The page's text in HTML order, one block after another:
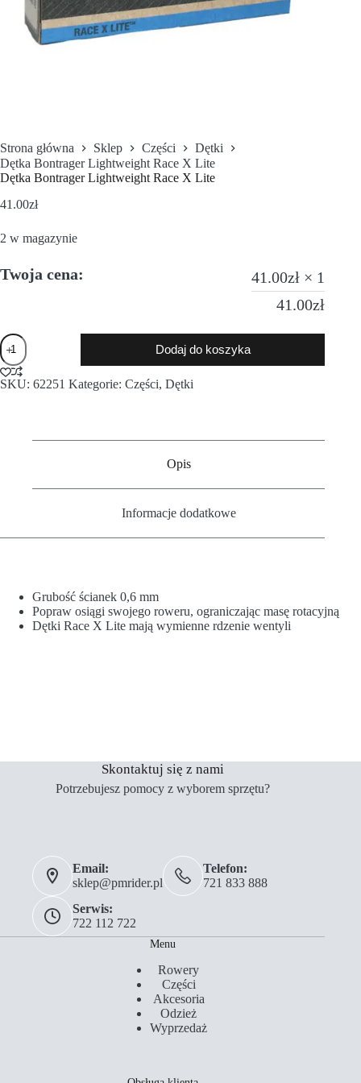
Strona główna Sklep Części
Dętki
Dętka Bontrager Lightweight Race X Lite
Dętka Bontrager Lightweight Race X Lite
41.00zł
2 w magazynie
Twoja cena: 41.00zł × 1
41.00zł
Dodaj do koszyka
SKU: 62251 Kategorie: Części, Dętki
Opis
Informacje dodatkowe
Grubość ścianek 0,6 mm
Popraw osiągi swojego roweru, ograniczając masę rotacyjną
Dętki Race X Lite mają wymienne rdzenie wentyli
Skontaktuj się z nami
Potrzebujesz pomocy z wyborem sprzętu?
Email:
sklep@pmrider.pl
Telefon:
721 833 888
Serwis:
722 112 722
Menu
Rowery
Części
Akcesoria
Odzież
Wyprzedaż